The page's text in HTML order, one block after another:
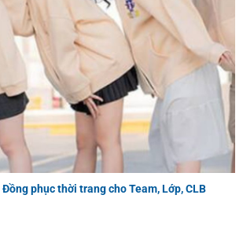
phục thời trang cho Team, Lớp, CLB